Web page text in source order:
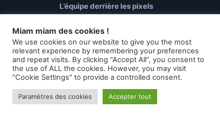
L’équipe derrière les pixels
Mentions Légales
Cookies et autres traceurs
© 2026 GEEKNPLAY — Tous droits réservés
Les articles de geeknplay.fr sont mis à disposition selon les termes
de la licence Creative Commons
Miam miam des cookies !
We use cookies on our website to give you the most
relevant experience by remembering your preferences
and repeat visits. By clicking “Accept All”, you consent to
the use of ALL the cookies. However, you may visit
"Cookie Settings" to provide a controlled consent.
Paramètres des cookies Accepter tout